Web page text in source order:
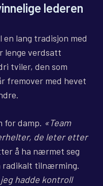
lederen
lang tradisjon med
lenge verdsatt
tviler, den som
fremover med hevet
for damp. «Team
de leter etter
å ha nærmet seg
radikalt tilnærming.
hadde kontroll